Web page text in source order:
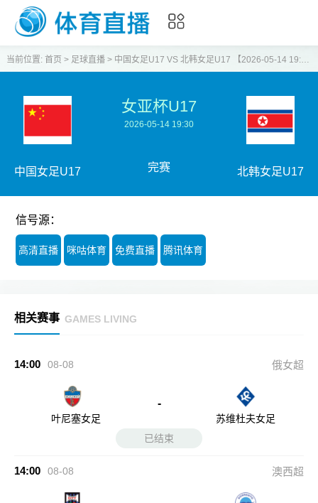
当前位置: 首页 > 足球直播> 中国女足U17 VS 北韩女足U17 【2026-05-14 19:30:00】
中国女足U17
女亚杯U17
2026-05-14 19:30
完赛 北韩女足U17
信号源：
高清直播 咪咕体育 免费直播 腾讯体育
相关赛事 GAMES LIVING
14:00 08-08 俄女超
叶尼塞女足
-
苏维杜夫女足
已结束
14:00 08-08 澳西超